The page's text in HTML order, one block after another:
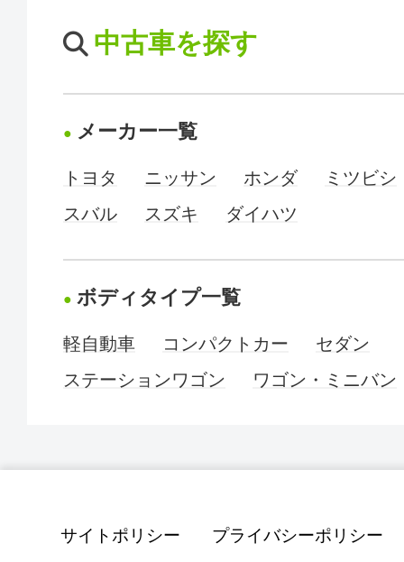
中古車を探す
メーカー一覧
トヨタ ニッサン ホンダ
ミツビシ
スバル
スズキ ダイハツ
ボディタイプ一覧
軽自動車 コンパクトカー
セダン
ステーションワゴン
ワゴン・ミニバン
サイトポリシー プライバシーポリシー